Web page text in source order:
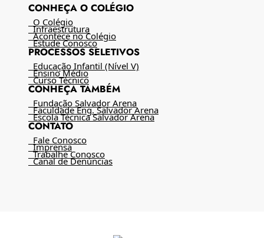
CONHEÇA O COLÉGIO
O Colégio
Infraestrutura
Acontece no Colégio
Estude Conosco
PROCESSOS SELETIVOS
Educação Infantil (Nível V)
Ensino Médio
Curso Técnico
CONHEÇA TAMBÉM
Fundação Salvador Arena
Faculdade Eng. Salvador Arena
Escola Técnica Salvador Arena
CONTATO
Fale Conosco
Imprensa
Trabalhe Conosco
Canal de Denúncias